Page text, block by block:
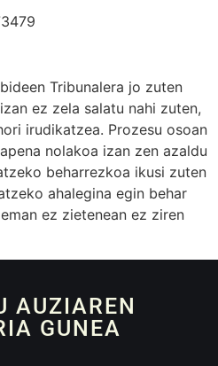
Tribunalera jo zuten
ez zela salatu nahi zuten,
irudikatzea. Prozesu osoan
nolakoa izan zen azaldu
beharrezkoa ikusi zuten
ahalegina egin behar
ez zietenean ez ziren
AUZIAREN
GUNEA